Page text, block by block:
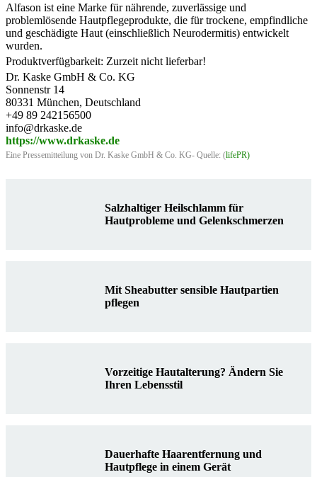
Alfason ist eine Marke für nährende, zuverlässige und
problemlösende Hautpflegeprodukte, die für trockene, empfindliche
und geschädigte Haut (einschließlich Neurodermitis) entwickelt
wurden.
Produktverfügbarkeit: Zurzeit nicht lieferbar!
Dr. Kaske GmbH & Co. KG
Sonnenstr 14
80331 München, Deutschland
+49 89 242156500
info@drkaske.de
https://www.drkaske.de
Eine Pressemitteilung von Dr. Kaske GmbH & Co. KG- Quelle: (lifePR)
Salzhaltiger Heilschlamm für
Hautprobleme und Gelenkschmerzen
Mit Sheabutter sensible Hautpartien
pflegen
Vorzeitige Hautalterung? Ändern Sie
Ihren Lebensstil
Dauerhafte Haarentfernung und
Hautpflege in einem Gerät